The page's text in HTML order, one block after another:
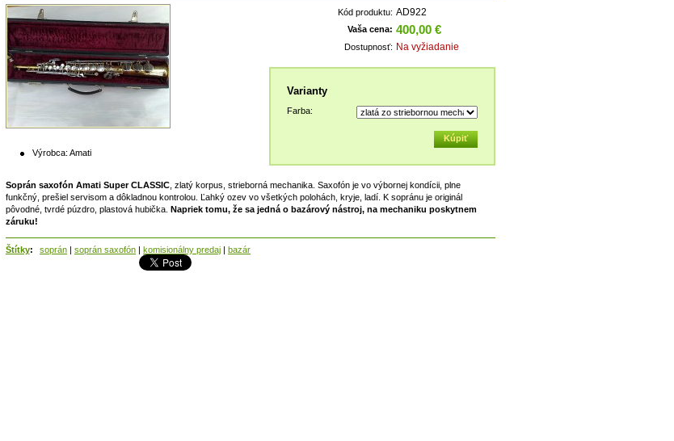
Výrobca: Amati
Kód produktu: AD922
Vaša cena: 400,00 €
Dostupnosť: Na vyžiadanie
Varianty
Farba:
Soprán saxofón Amati Super CLASSIC, zlatý korpus, strieborná mechanika. Saxofón je vo výbornej kondícii, plne
funkčný, prešiel servisom a dôkladnou kontrolou. Ľahký ozev vo všetkých polohách, kryje, ladí. K sopránu je originál
pôvodné, tvrdé púzdro, plastová hubička. Napriek tomu, že sa jedná o bazárový nástroj, na mechaniku poskytnem
záruku!
Štítky: soprán | soprán saxofón | komisionálny predaj | bazár